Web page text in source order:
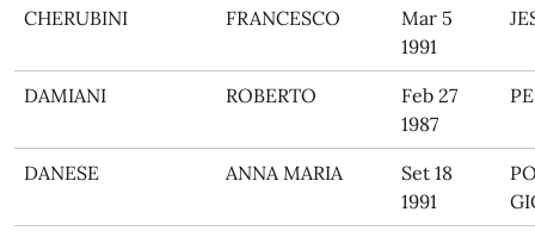
CHERUBINI FRANCESCO
Mar 5
1991
DAMIANI ROBERTO
Feb 27
1987
DANESE ANNA MARIA
Set 18
1991